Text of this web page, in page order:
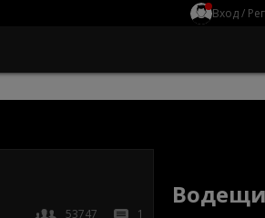
Вход /
53747 1